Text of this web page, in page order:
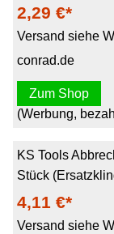
2,29 €*
Versand siehe
conrad.de
Zum Shop
(Werbung,
KS Tools
Stück
4,11 €*
Versand siehe